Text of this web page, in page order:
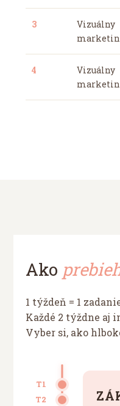
3
Vizuálny
4
Vizuálny
Ako
1 týždeň = 1
Každé 2 týždne aj
Vyber si, ako
T1
T2